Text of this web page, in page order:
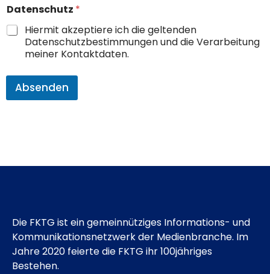
Datenschutz *
Hiermit akzeptiere ich die geltenden
Datenschutzbestimmungen und die Verarbeitung
meiner Kontaktdaten.
Absenden
Die FKTG ist ein gemeinnütziges Informations- und
Kommunikationsnetzwerk der Medienbranche. Im
Jahre 2020 feierte die FKTG ihr 100jähriges
Bestehen.